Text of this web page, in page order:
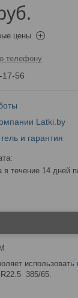
цены
телефону
17-56
Latki.by
и гарантия
в течение 14 дней
использовать
385/65.